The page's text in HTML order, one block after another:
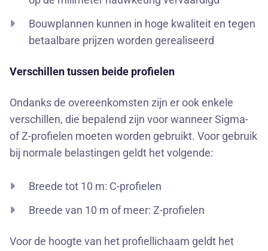
Bouwplannen kunnen in hoge kwaliteit en tegen
betaalbare prijzen worden gerealiseerd
Verschillen tussen beide profielen
Ondanks de overeenkomsten zijn er ook enkele
verschillen, die bepalend zijn voor wanneer Sigma-
of Z-profielen moeten worden gebruikt. Voor gebruik
bij normale belastingen geldt het volgende:
Breede tot 10 m: C-profielen
Breede van 10 m of meer: Z-profielen
Voor de hoogte van het profiellichaam geldt het